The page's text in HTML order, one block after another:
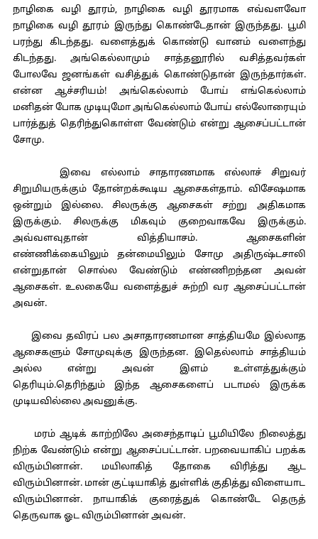
நாழிகை வழி தூரம், நாழிகை வழி தூரமாக எவ்வளவோ
நாழிகை வழி தூரம் இருந்து கொண்டேதான் இருந்தது. பூமி
பரந்து கிடந்தது. வளைத்துக் கொண்டு வானம் வளைந்து
கிடந்தது. அங்கெல்லாமும் சாத்தனூரில் வசித்தவர்கள்
போலவே ஜனங்கள் வசித்துக் கொண்டுதான் இருந்தார்கள்.
என்ன ஆச்சரியம்! அங்கெல்லாம் போய் எங்கெல்லாம்
மனிதன் போக முடியுமோ அங்கெல்லாம் போய் எல்லோரையும்
பார்த்துத் தெரிந்துகொள்ள வேண்டும் என்று ஆசைப்பட்டான்
சோமு.
இவை எல்லாம் சாதாரணமாக எல்லாச் சிறுவர்
சிறுமியருக்கும் தோன்றக்கூடிய ஆசைகள்தாம். விசேஷமாக
ஒன்றும் இல்லை. சிலருக்கு ஆசைகள் சற்று அதிகமாக
இருக்கும். சிலருக்கு மிகவும் குறைவாகவே இருக்கும்.
அவ்வளவுதான் வித்தியாசம். ஆசைகளின்
எண்ணிக்கையிலும் தன்மையிலும் சோமு அதிருஷ்டசாலி
என்றுதான் சொல்ல வேண்டும் எண்ணிறந்தன அவன்
ஆசைகள். உலகையே வளைத்துச் சுற்றி வர ஆசைப்பட்டான்
அவன்.
இவை தவிரப் பல அசாதாரணமான சாத்தியமே இல்லாத
ஆசைகளும் சோமுவுக்கு இருந்தன. இதெல்லாம் சாத்தியம்
அல்ல என்று அவன் இளம் உள்ளத்துக்கும்
தெரியும்.தெரிந்தும் இந்த ஆசைகளைப் படாமல் இருக்க
முடியவில்லை அவனுக்கு.
மரம் ஆடிக் காற்றிலே அசைந்தாடிப் பூமியிலே நிலைத்து
நிற்க வேண்டும் என்று ஆசைப்பட்டான். பறவையாகிப் பறக்க
விரும்பினான். மயிலாகித் தோகை விரித்து ஆட
விரும்பினான். மான் குட்டியாகித் துள்ளிக் குதித்து விளையாட
விரும்பினான். நாயாகிக் குரைத்துக் கொண்டே தெருத்
தெருவாக ஓட விரும்பினான் அவன்.